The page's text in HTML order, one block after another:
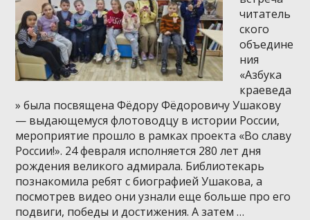
читатель
ского
объедине
ния
«Азбука
краеведа
» была посвящена Фёдору Фёдоровичу Ушакову
— выдающемуся флотоводцу в истории России,
мероприятие прошло в рамках проекта «Во славу
России!». 24 февраля исполняется 280 лет дня
рождения великого адмирала. Библиотекарь
познакомила ребят с биографией Ушакова, а
посмотрев видео они узнали еще больше про его
подвиги, победы и достижения. А затем …